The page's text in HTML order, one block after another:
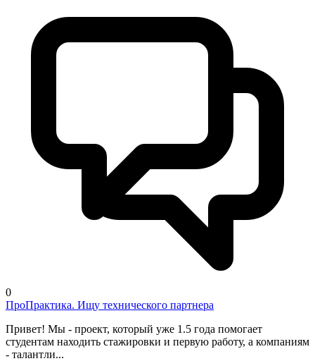
0
ПроПрактика. Ищу технического партнера
Привет! Мы - проект, который уже 1.5 года помогает
студентам находить стажировки и первую работу, а компаниям
- талантли...